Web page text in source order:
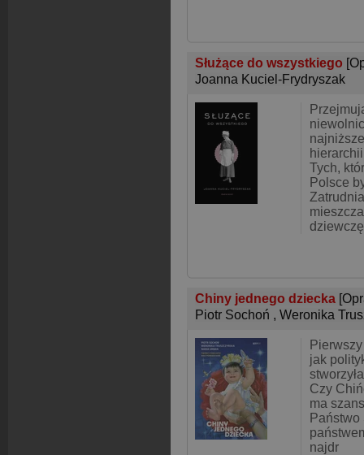
Służące do wszystkiego
Joanna Kuciel-Frydryszak
Tych,
Polsce
Chiny jednego dziecka
Piotr Sochoń , Weronika
jak
Czy
ma
Państwo
najdr